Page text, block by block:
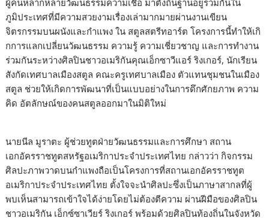
ผู้คนหลากหลายวัฒนธรรมความเชื่อ มาตั้งถิ่นฐานอยู่ร่วมกันใน
ภูมิประเทศที่มีความสวยงามเรื่องเล่ามากมายผ่านงานเขียน
จิตรกรรมบนผนังและกำแพง ใน สตูลสตรีทอาร์ต โครงการนี้ทำให้เกิ
กการแลกเปลี่ยนวัฒนธรรม ความรู้ ความเชี่ยวชาญ และการทำงาน
ร่วมกันระหว่างศิลปินชาวอเมริกันคุณเอ็กซาวีแอร์ ริงเกอร์, นักเรียน
สังกัดเทศบาลเมืองสตูล คณะครูเทศบาลเมือง ตัวแทนชุมชนในเมือง
สตูล ช่วยให้เกิดการพัฒนาที่เป็นแบบอย่างในการดึกศักยภาพ ความ
คิด อัตลักษณ์ของคนสตูลออกมาในมิติใหม่
นายนีล มูราตะ ผู้ช่วยทูตฝ่ายวัฒนธรรมและการศึกษา สถาน
เอกอัครราชทูตสหรัฐอเมริกาประจำประเทศไทย กล่าวว่า กิจกรรม
ศิลปะภาพวาดบนกำแพงถือเป็นโครงการที่สถานเอกอัครราชทูต
อเมริกาประจำประเทศไทย ตั้งใจจะนำศิลปะซึ่งเป็นภาษาสากลที่ผู้
พบเห็นสามารถเข้าใจได้ง่ายโดยไม่ต้องตีความ ผ่านฝีมือของศิลปิน
ชาวอเมริกัน เอ็กซ์ซาเวียร์ ริงเกอร์ พร้อมด้วยศิลปินท้องถิ่นในจังหวัด